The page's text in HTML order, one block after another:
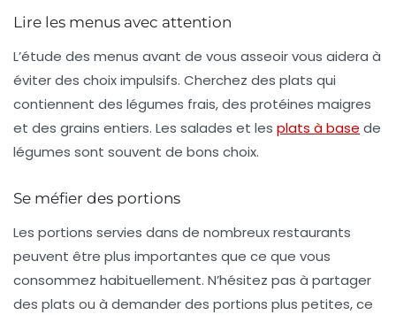
Lire les menus avec attention
L’étude des menus avant de vous asseoir vous aidera à
éviter des choix impulsifs. Cherchez des plats qui
contiennent des légumes frais, des protéines maigres
et des grains entiers. Les salades et les plats à base de
légumes sont souvent de bons choix.
Se méfier des portions
Les portions servies dans de nombreux restaurants
peuvent être plus importantes que ce que vous
consommez habituellement. N’hésitez pas à partager
des plats ou à demander des portions plus petites, ce